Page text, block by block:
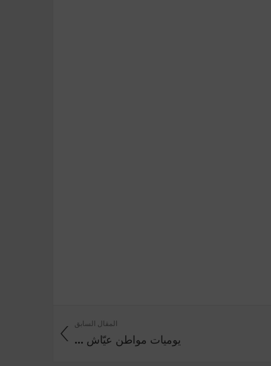
المقال السابق
يوميات‭ ‬مواطن‭ ‬عيّاش ...